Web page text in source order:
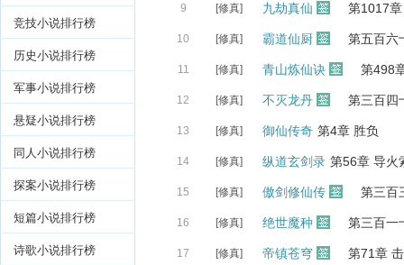
竞技小说排行榜
历史小说排行榜
军事小说排行榜
悬疑小说排行榜
同人小说排行榜
探案小说排行榜
短篇小说排行榜
诗歌小说排行榜
9 [修真] 九劫真仙 第1017
10 [修真] 霸道仙厨 第五百六
11 [修真] 青山炼仙诀 第498
12 [修真] 不灭龙丹 第三百四
13 [修真] 御仙传奇 第4章 胜负
14 [修真] 纵道玄剑录 第56章 导火
15 [修真] 傲剑修仙传 第三百
16 [修真] 绝世魔种 第三百一
17 [修真] 帝镇苍穹 第71章